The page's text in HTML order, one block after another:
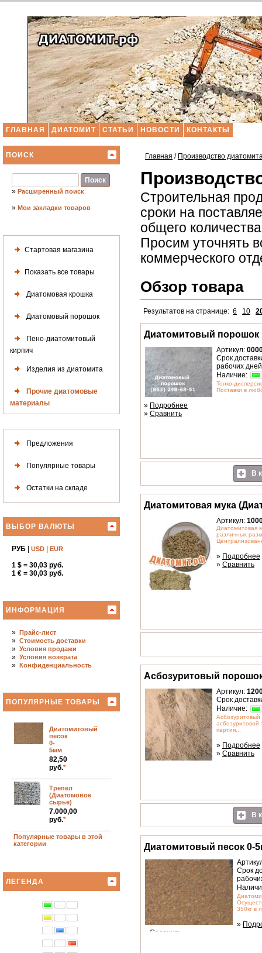
ГЛАВНАЯ ДИАТОМИТ СТАТЬИ НОВОСТИ КОНТАКТЫ
ПОИСК
» Расширенный поиск
» Мои закладки товаров
Стартовая магазина
Показать все товары
Диатомовая крошка
Диатомовый порошок
Пено-диатомитовый
кирпич
Изделия из диатомита
Прочие диатомовые
материалы
Предложения
Популярные товары
Остатки на складе
ВЫБОР ВАЛЮТЫ
РУБ USD EUR
1 $ = 30,03 руб.
1 € = 30,03 руб.
ИНФОРМАЦИЯ
» Прайс-лист
» Стоимость доставки
» Условия продажи
» Условия возврата
» Конфиденциальность
ПОПУЛЯРНЫЕ ТОВАРЫ
Диатомитовый
песок
0-
5мм
82,50
руб.*
Трепел
(Диатомовое
сырье)
7.000,00
руб.*
Популярные товары в этой
категории
ЛЕГЕНДА
Главная / Производство
Строительная
сроки на
общего
Просим уточнять
коммерческого
Обзор товара
Результатов на странице: 6 10
Диатомитовый порошок
Артикул:
Срок
рабочих дней
Наличие:
Тонко-
Поставки в
» Подробнее
» Сравнить
В
Диатомитовая мука
Артикул:
Диатомитовая
различных
» Подробнее
» Сравнить
Асбозуритовый
Артикул:
Срок
Наличие:
Асбозуритовый
партия...
» Подробнее
» Сравнить
В
Диатомитовый песок 0-
Срок
350кг в
»
Сравнить